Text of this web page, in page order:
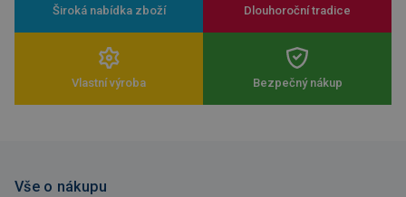
Široká nabídka zboží Dlouhoroční tradice
Vlastní výroba Bezpečný nákup
Vše o nákupu